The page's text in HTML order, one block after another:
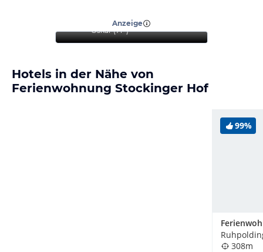
Anzeige
Oskar(71+)
Hotels in der Nähe von
Ferienwohnung Stockinger Hof
99%
308m